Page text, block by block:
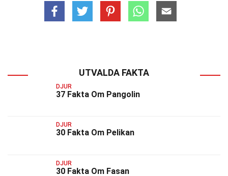
UTVALDA FAKTA
DJUR
37 Fakta Om Pangolin
DJUR
30 Fakta Om Pelikan
DJUR
30 Fakta Om Fasan